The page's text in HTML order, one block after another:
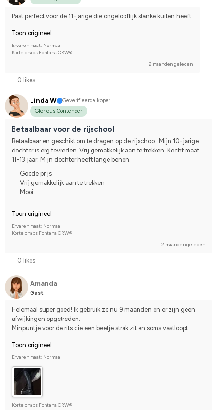
Past perfect voor de 11-jarige die ongelooflijk slanke kuiten heeft.
Toon origineel
Ervaren maat: Normaal
Korte chaps Fontana CRW®
2 maanden geleden
0 likes
Linda W
Geverifieerde koper
Glorious Contender
Betaalbaar voor de rijschool
Betaalbaar en geschikt om te dragen op de rijschool. Mijn 10-jarige
dochter is erg tevreden. Vrij gemakkelijk aan te trekken. Kocht maat
11-13 jaar. Mijn dochter heeft lange benen.
Goede prijs
Vrij gemakkelijk aan te trekken
Mooi
Toon origineel
Ervaren maat: Normaal
Korte chaps Fontana CRW®
2 maanden geleden
0 likes
Amanda
Gast
Helemaal super goed! Ik gebruik ze nu 9 maanden en er zijn geen
afwijkingen opgetreden.
Minpuntje voor de rits die een beetje strak zit en soms vastloopt.
Toon origineel
Ervaren maat: Normaal
Korte chaps Fontana CRW®